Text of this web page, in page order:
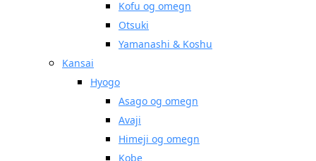
Kofu og omegn
Otsuki
Yamanashi & Koshu
Kansai
Hyogo
Asago og omegn
Avaji
Himeji og omegn
Kobe